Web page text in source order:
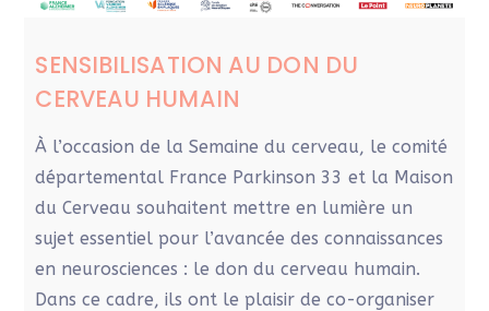
SENSIBILISATION AU DON DU
CERVEAU HUMAIN
À l’occasion de la Semaine du cerveau, le comité
départemental France Parkinson 33 et la Maison
du Cerveau souhaitent mettre en lumière un
sujet essentiel pour l’avancée des connaissances
en neurosciences : le don du cerveau humain.
Dans ce cadre, ils ont le plaisir de co-organiser